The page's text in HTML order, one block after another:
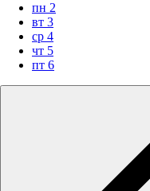
пн 2
вт 3
ср 4
чт 5
пт 6